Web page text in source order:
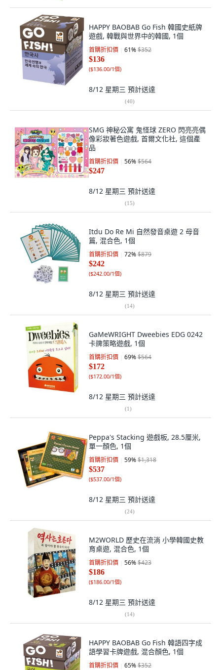
HAPPY BAOBAB Go Fish 韓國史紙牌
遊戲, 韓戰與世界中的韓國, 1個
首購折扣價 61%$352
$136
($136.00/1個)
8/12 星期三 預計送達
(40)
SMG 神秘公寓 鬼怪球 ZERO 閃亮亮偶
像彩妝著色遊戲, 首爾文化社, 這個產
品
首購折扣價 56%$564
$247
8/12 星期三 預計送達
(15)
Itdu Do Re Mi 自然發音桌遊 2 母音
篇, 混合色, 1個
首購折扣價 72%$879
$242
($242.00/1個)
8/12 星期三 預計送達
(14)
GaMeWRIGHT Dweebies EDG 0242
卡牌策略遊戲, 1個
首購折扣價 69%$564
$172
($172.00/1個)
8/12 星期三 預計送達
(1)
Peppa's Stacking 遊戲板, 28.5厘米,
單一顏色, 1個
首購折扣價 59%$1,318
$537
($537.00/1個)
8/12 星期三 預計送達
(24)
M2WORLD 歷史在流淌 小學韓國史教
育桌遊, 混合色, 1個
首購折扣價 56%$423
$186
($186.00/1個)
8/12 星期三 預計送達
(14)
HAPPY BAOBAB Go Fish 韓語四字成
語學習卡牌遊戲, 混合顏色, 1個
首購折扣價 65%$352